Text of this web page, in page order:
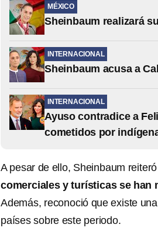
MÉXICO
Sheinbaum realizará
INTERNACIONAL
Sheinbaum acusa a
INTERNACIONAL
Ayuso contradice a
cometidos por
A pesar de ello, Sheinbaum
comerciales y turísticas se han
Además, reconoció que existe
países sobre este periodo.